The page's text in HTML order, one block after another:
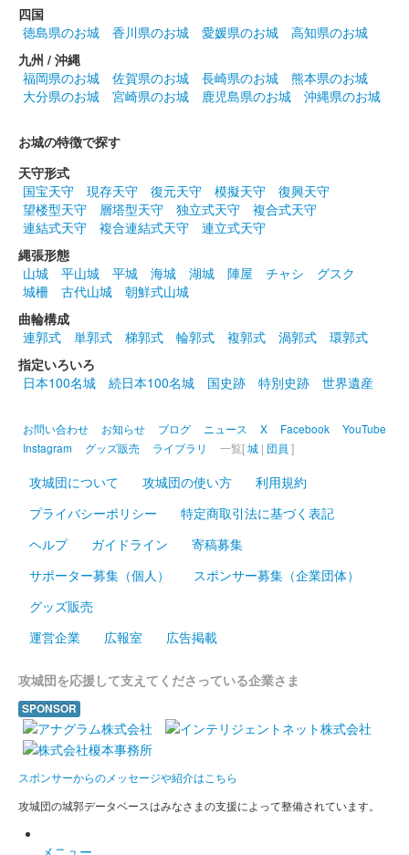
特別版
販売終了
大草城 御城印 にっぽん城まつり特別御城印
販売終了
金色の紙を用いた豪華な御城印。「にっぽん城まつり」の会場で
大草城 御城印 令和5年春季特別御城印
大草城 御城印 令和五年梅観季特別版
販売終了
佐布里池梅まつりの開催を記念して販売。佐布里池梅まつりキャ
ラクター「梅子」も載る特別な御城印。
大草城 御城印
からはな）」から「織田木瓜（おだもっこう）」に変更。
大草城 御城印
城主有楽斎キャラクター付き 第2版
城名の揮毫の字体を刷新。織田家の家紋を「五瓜に唐花（ごかに
四国
徳島県のお城
香川県のお城 愛媛県のお城
高知県のお城
九州 / 沖縄
福岡県のお城
佐賀県のお城 長崎県のお城
熊本県のお城
大分県のお城
宮崎県のお城 鹿児島県のお城 沖縄県のお城
お城の特徴で探す
天守形式
国宝天守
現存天守 復元天守 模擬天守
復興天守
望楼型天守
層塔型天守 独立式天守
複合式天守
連結式天守
複合連結式天守
連立式天守
縄張形態
山城
平山城 平城 海城 湖城 陣屋 チャシ
グスク
城柵
古代山城
朝鮮式山城
曲輪構成
連郭式
単郭式 梯郭式 輪郭式 複郭式 渦郭式
環郭式
指定いろいろ
日本100名城
続日本100名城 国史跡 特別史跡 世界遺産
お問い合わせ お知らせ ブログ ニュース X Facebook
YouTube
Instagram
グッズ販売 ライブラリ 一覧[城 | 団員 ]
攻城団について 攻城団の使い方
利用規約
プライバシーポリシー
特定商取引法に基づく表記
ヘルプ
ガイドライン
寄稿募集
サポーター募集（個人）
スポンサー募集（企業団体）
グッズ販売
運営企業
広報室 広告掲載
攻城団を応援して支えてくださっている企業さま
SPONSOR
スポンサーからのメッセージや紹介はこちら
攻城団の城郭データベースはみなさまの支援によって整備されています。
メニュー